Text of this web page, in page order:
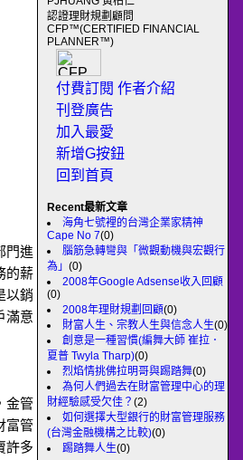
認證理財規劃顧問
CFP™(CERTIFIED FINANCIAL
PLANNER™)
付費訂閱 作者介紹
刊登廣告
加入最愛
新增G按鈕
回到首頁
Recent最新文章
海角七號裡的台灣企業家精神
Cape No 7(0)
腦筋急轉彎與「微觀動機與宏觀行
為」 (0)
2008年Google Adsense收入回顧
(0)
2008年理財規劃回顧(0)
財富人生、宗教人生與信念人生(0)
創意是一種習慣(編舞大師 崔拉．
夏普 Twyla Tharp)(0)
烈焰情挑佛拉明哥與踢踏舞(0)
為何人們過去在財富管理中心的理
財經驗感受欠佳？ (2)
如何選擇大型銀行的財富管理服務
(台灣金融機構之比較)(0)
踢踏舞人生(0)
門進
的薪
以銷
滿意
金管
富管
許多